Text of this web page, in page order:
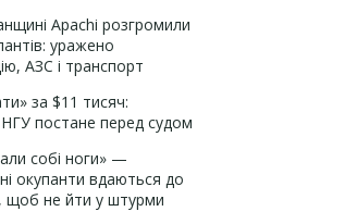
Apachi розгромили
уражено
АЗС і транспорт
за $11 тисяч:
постане перед судом
собі ноги» —
окупанти вдаються до
щоб не йти у штурми